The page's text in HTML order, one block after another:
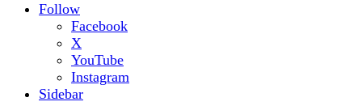
Follow
Facebook
X
YouTube
Instagram
Sidebar